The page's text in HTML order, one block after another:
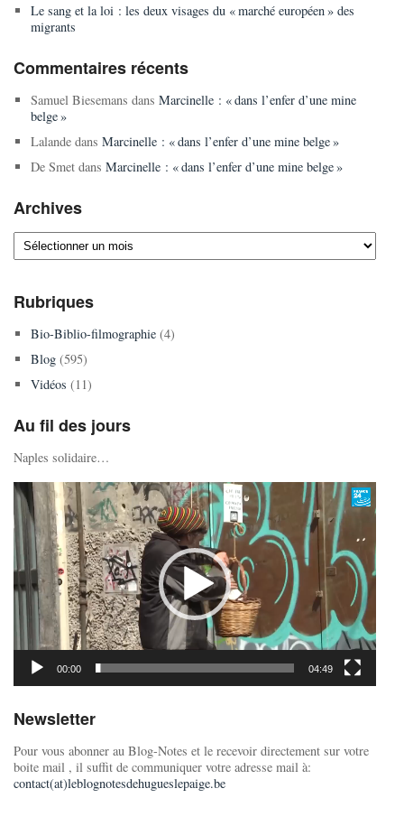
Le sang et la loi : les deux visages du « marché européen » des
migrants
Commentaires récents
Samuel Biesemans dans Marcinelle : « dans l’enfer d’une mine
belge »
Lalandedans Marcinelle : « dans l’enfer d’une mine belge »
De Smetdans Marcinelle : « dans l’enfer d’une mine belge »
Archives
Archives
Rubriques
Bio-Biblio-filmographie(4)
Blog(595)
Vidéos (11)
Au fil des jours
Naples solidaire…
Lecteur
vidéo
00:00 04:49
Newsletter
Pour vous abonner au Blog-Notes et le recevoir directement sur votre
boite mail , il suffit de communiquer votre adresse mail à:
contact(at)leblognotesdehugueslepaige.be